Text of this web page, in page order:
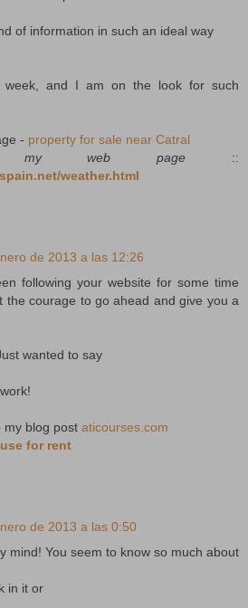
of information in such an ideal way
week, and I am on the look for such
- property for sale near Catral
web page ::
weather.html
de 2013 a las 12:26
following your website for some time
the courage to go ahead and give you a
wanted to say
my blog post aticourses.com
for rent
de 2013 a las 0:50
mind! You seem to know so much about
in it or